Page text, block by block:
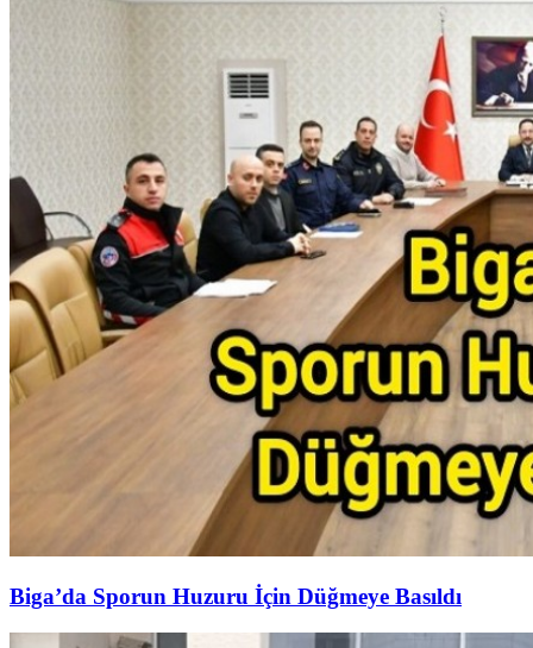
Biga’da Sporun Huzuru İçin Düğmeye Basıldı